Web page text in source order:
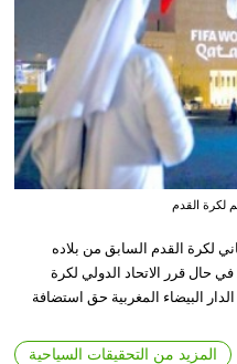
لكرة القدم
لكرة القدم السابق من بلاده
الانسحاب من استضافة كأس العالم 2030 في حال قرر الاتحاد الدولي لكرة
البيضاء المغربية حق استضافة
المزيد من التحقيقات السياحية